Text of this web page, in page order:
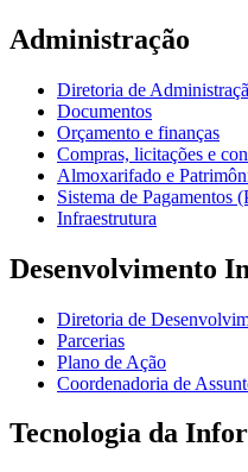
Administração
Diretoria de
Documentos
Orçamento e finanças
Compras, licitações e
Almoxarifado e
Sistema de Pagamentos
Infraestrutura
Desenvolvimento
Diretoria de
Parcerias
Plano de Ação
Coordenadoria de
Tecnologia da